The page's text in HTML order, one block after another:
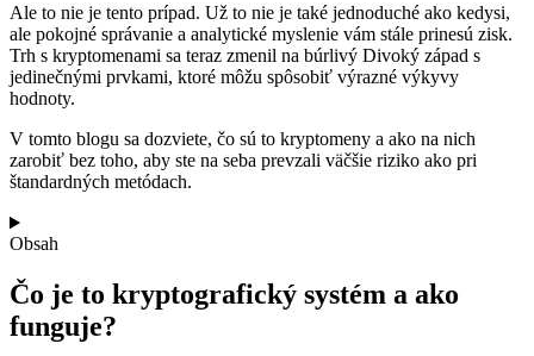
Ale to nie je tento prípad. Už to nie je také jednoduché ako kedysi,
ale pokojné správanie a analytické myslenie vám stále prinesú zisk.
Trh s kryptomenami sa teraz zmenil na búrlivý Divoký západ s
jedinečnými prvkami, ktoré môžu spôsobiť výrazné výkyvy
hodnoty.
V tomto blogu sa dozviete, čo sú to kryptomeny a ako na nich
zarobiť bez toho, aby ste na seba prevzali väčšie riziko ako pri
štandardných metódach.
Obsah
Čo je to kryptografický systém a ako
funguje?